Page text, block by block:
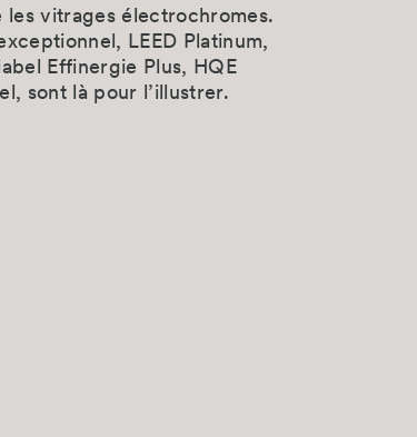
vitrages électrochromes.
LEED Platinum,
Effinergie Plus, HQE
sont là pour l’illustrer.